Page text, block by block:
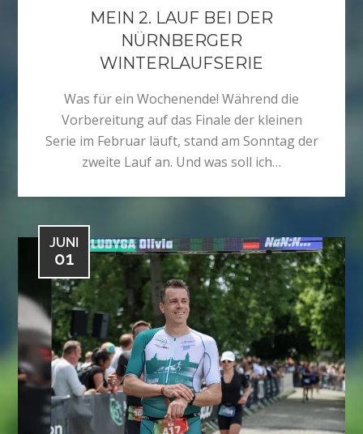
MEIN 2. LAUF BEI DER
NÜRNBERGER
WINTERLAUFSERIE
Was für ein Wochenende! Während die
Vorbereitung auf das Finale der kleinen
Serie im Februar läuft, stand am Sonntag der
zweite Lauf an. Und was soll ich…
JUNI
01